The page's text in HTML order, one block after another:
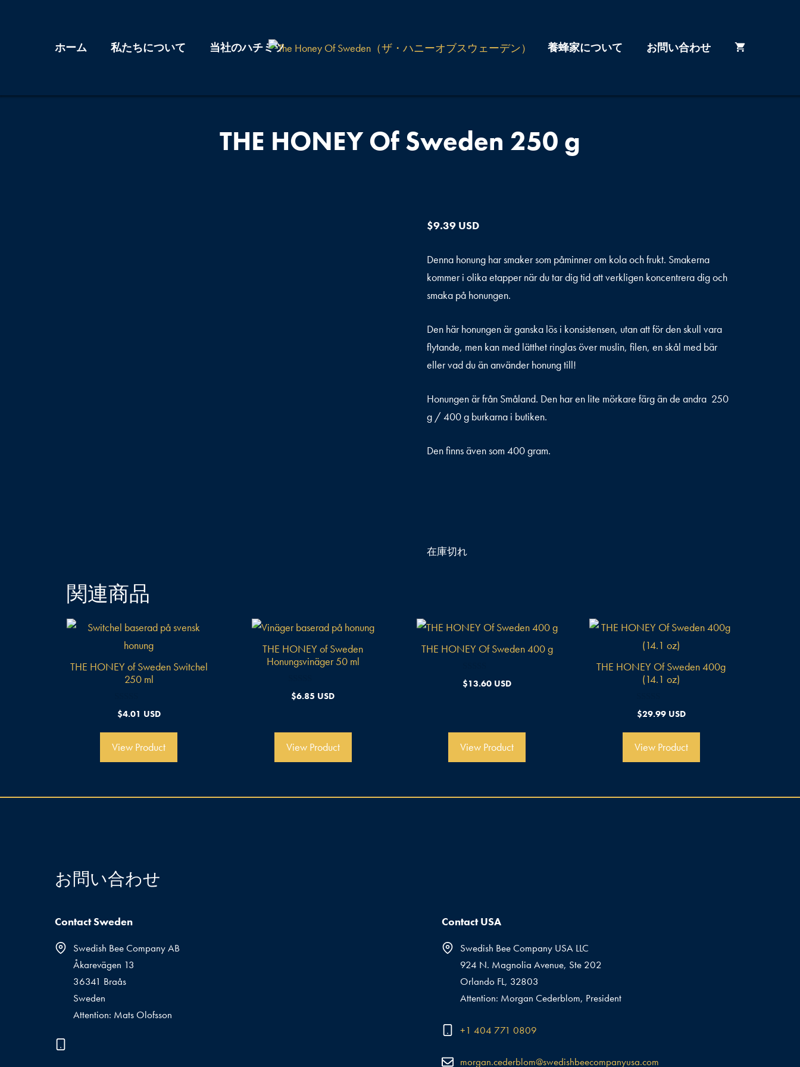
へ
ホーム 私たちについて 当社のハチミツ 養蜂家について お問い合わせ
THE HONEY Of Sweden 250 g
$9.39 USD
Denna honung har smaker som påminner om kola och frukt. Smakerna
kommer i olika etapper när du tar dig tid att verkligen koncentrera dig och
smaka på honungen.
Den här honungen är ganska lös i konsistensen, utan att för den skull vara
flytande, men kan med lätthet ringlas över muslin, filen, en skål med bär
eller vad du än använder honung till!
Honungen är från Småland. Den har en lite mörkare färg än de andra 250
g / 400 g burkarna i butiken.
Den finns även som 400 gram.
在庫切れ
関連商品
THE HONEY of Sweden Switchel
250 ml
0
o
o
f
5
$4.01 USD
View Product
THE HONEY of Sweden
Honungsvinäger 50 ml
0
o
5
$6.85 USD
View Product
THE HONEY Of Sweden 400 g
0
o
5
$13.60 USD
View Product
THE HONEY Of Sweden 400g
(14.1 oz)
0
o
o
f
5
$29.99 USD
View Product
お問い合わせ
Contact Sweden
Swedish Bee Company AB
Åkarevägen 13
36341 Braås
Sweden
Attention: Mats Olofsson
Contact USA
Swedish Bee Company USA LLC
924 N. Magnolia Avenue, Ste 202
Orlando FL, 32803
Attention: Morgan Cederblom, President
+1 404 771 0809
morgan.cederblom@swedishbeecompanyusa.com